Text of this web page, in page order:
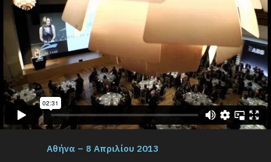
Αθήνα – 8 Απριλίου 2013